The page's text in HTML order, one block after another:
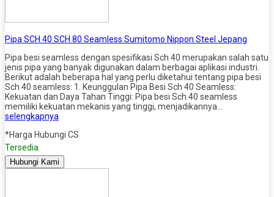
Pipa SCH 40 SCH 80 Seamless Sumitomo Nippon Steel Jepang
Pipa besi seamless dengan spesifikasi Sch 40 merupakan salah satu
jenis pipa yang banyak digunakan dalam berbagai aplikasi industri.
Berikut adalah beberapa hal yang perlu diketahui tentang pipa besi
Sch 40 seamless: 1. Keunggulan Pipa Besi Sch 40 Seamless:
Kekuatan dan Daya Tahan Tinggi: Pipa besi Sch 40 seamless
memiliki kekuatan mekanis yang tinggi, menjadikannya…
selengkapnya
*Harga Hubungi CS
Tersedia
Hubungi Kami